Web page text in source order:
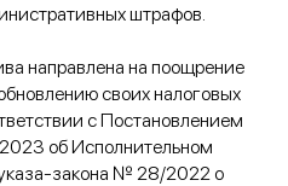
штрафов.
направлена ​​на поощрение
своих налоговых
с Постановлением
об Исполнительном
закона № 28/2022 о